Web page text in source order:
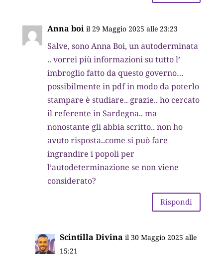
Anna boi il 29 Maggio 2025 alle 23:23
Salve, sono Anna Boi, un autoderminata
.. vorrei più informazioni su tutto l’
imbroglio fatto da questo governo…
possibilmente in pdf in modo da poterlo
stampare è studiare.. grazie.. ho cercato
il referente in Sardegna.. ma
nonostante gli abbia scritto.. non ho
avuto risposta..come si può fare
ingrandire i popoli per
l’autodeterminazione se non viene
considerato?
Rispondi
Scintilla Divina il 30 Maggio 2025 alle
15:21